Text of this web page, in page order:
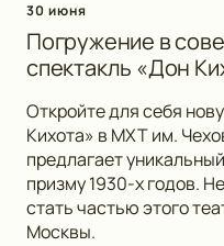
30 июня
Погружение в
спектакль «Дон
Откройте для себя
Кихота» в МХТ им.
предлагает
призму 1930-х годов.
стать частью этого
Москвы.